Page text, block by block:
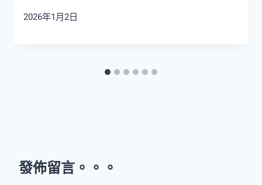
2026年1月2日
發佈留言。。。